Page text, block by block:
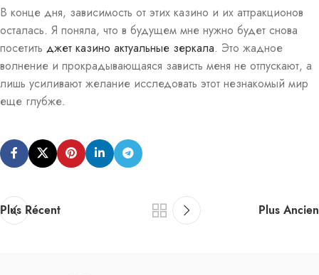
В конце дня, зависимость от этих казино и их аттракционов
осталась. Я поняла, что в будущем мне нужно будет снова
посетить джет казино актуальные зеркала. Это жадное
волнение и прокрадывающаяся зависть меня не отпускают, а
лишь усиливают желание исследовать этот незнакомый мир
еще глубже.
Plus Récent Plus Ancien